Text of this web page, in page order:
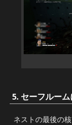
5. セーフルーム
ネストの最後の